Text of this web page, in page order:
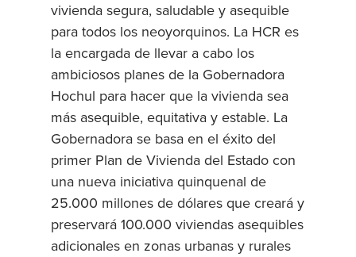
vivienda segura, saludable y asequible
para todos los neoyorquinos. La HCR es
la encargada de llevar a cabo los
ambiciosos planes de la Gobernadora
Hochul para hacer que la vivienda sea
más asequible, equitativa y estable. La
Gobernadora se basa en el éxito del
primer Plan de Vivienda del Estado con
una nueva iniciativa quinquenal de
25.000 millones de dólares que creará y
preservará 100.000 viviendas asequibles
adicionales en zonas urbanas y rurales